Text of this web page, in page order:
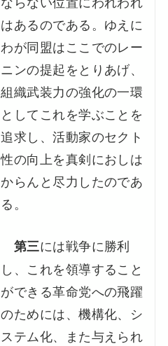
はあるのである。ゆえに
わが同盟はここでのレー
ニンの提起をとりあげ、
組織武装力の強化の一環
としてこれを学ぶことを
追求し、活動家のセクト
性の向上を真剣におしは
からんと尽力したのであ
る。
第三には戦争に勝利
し、これを領導すること
ができる革命党への飛躍
のためには、機構化、シ
ステム化、また与えられ